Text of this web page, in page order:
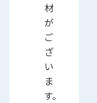
材
が
ご
ざ
い
ま
す。